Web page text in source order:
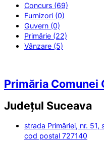
Concurs (69)
Furnizori (0)
Guvern (0)
Primărie (22)
Vânzare (5)
Primăria Comunei
Județul Suceava
strada Primăriei, nr. 51,
cod postal 727140